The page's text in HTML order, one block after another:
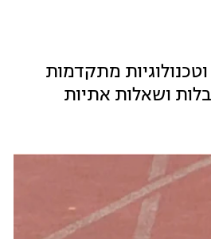
מתקדמות
ושאלות אתיות